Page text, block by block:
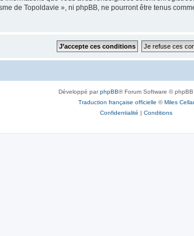
de Topoldavie », ni phpBB, ne pourront être tenus
Développé parphpBB® Forum Software © phpBB
Traduction française officielle ©Miles Cellar
Confidentialité | Conditions